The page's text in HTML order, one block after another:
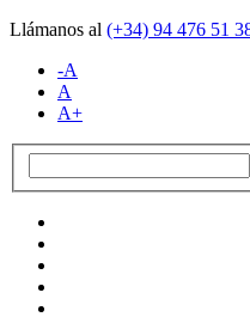
Llámanos al (+34) 94 476 51
-A
A
A+